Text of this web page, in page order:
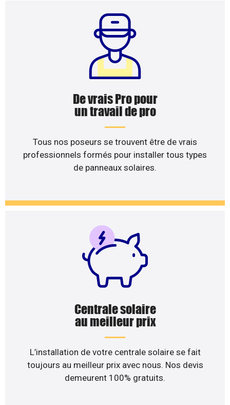
De vrais Pro pour
un travail de pro
Tous nos poseurs se trouvent être de vrais
professionnels formés pour installer tous types
de panneaux solaires.
Centrale solaire
au meilleur prix
L’installation de votre centrale solaire se fait
toujours au meilleur prix avec nous. Nos devis
demeurent 100% gratuits.